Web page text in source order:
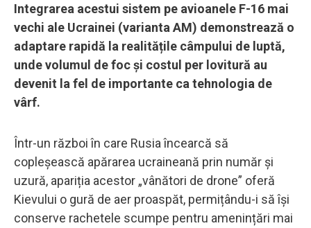
Integrarea acestui sistem pe avioanele F-16 mai
vechi ale Ucrainei (varianta AM) demonstrează o
adaptare rapidă la realitățile câmpului de luptă,
unde volumul de foc și costul per lovitură au
devenit la fel de importante ca tehnologia de
vârf.
Într-un război în care Rusia încearcă să
copleșească apărarea ucraineană prin număr și
uzură, apariția acestor „vânători de drone” oferă
Kievului o gură de aer proaspăt, permițându-i să își
conserve rachetele scumpe pentru amenințări mai